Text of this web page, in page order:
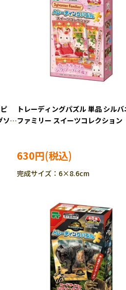
ー
トレーディングパズル 単品 シル
ファミリー スイーツコレクショ
630円
完成サイズ：6×8.6cm